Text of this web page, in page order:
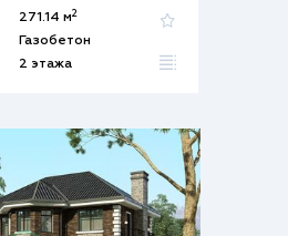
271.14 м2
Газобетон
2 этажа